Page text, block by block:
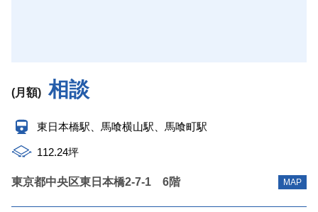
(月額) 相談
東日本橋駅、馬喰横山駅、馬喰町駅
112.24坪
東京都中央区東日本橋2-7-1 6階 MAP